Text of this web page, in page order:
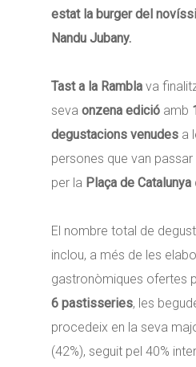
estat la burger del
Nandu Jubany.
Tast a la Rambla va
seva onzena edició amb
degustacions venudes a
persones que van
per la Plaça de Catalunya
El nombre total de
inclou, a més de les
gastronòmiques ofertes
6 pastisseries, les
procedeix en la seva
(42%), seguit pel 40%